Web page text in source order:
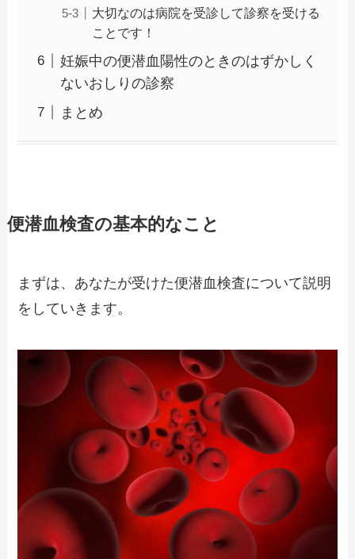
大切なのは病院を受診して診察を受ける
ことです！
妊娠中の便潜血陽性のときのはずかしく
ないおしりの診察
まとめ
便潜血検査の基本的なこと
まずは、あなたが受けた便潜血検査について説明
をしていきます。